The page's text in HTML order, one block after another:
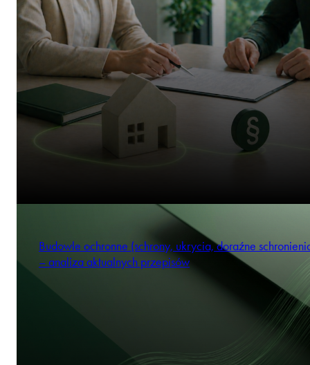
Budowle ochronne (schrony, ukrycia, doraźne
– analiza aktualnych przepisów